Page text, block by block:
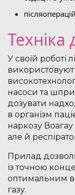
У своїй роботі
насоси та
дозувати
в організм
наркозу Воагау
але й
Прилад
із точною
оптимальним
газу.